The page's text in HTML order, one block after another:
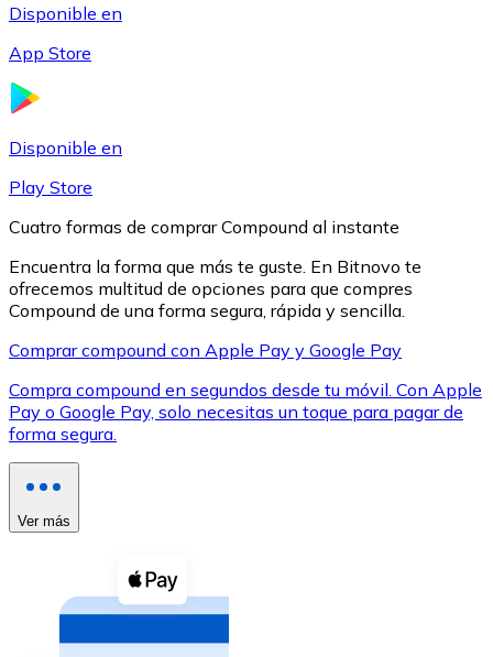
XRP
XRP
Ver todo
Compra criptomonedas con efectivo en tu tienda más
Comprar con efectivo
Disponible en
App Store
Disponible en
Play Store
Cuatro formas de comprar Compound al instante
Encuentra la forma que más te guste. En Bitnovo te
ofrecemos multitud de opciones para que compres
Compound de una forma segura, rápida y sencilla.
Comprar compound con Apple Pay y Google Pay
Compra compound en segundos desde tu móvil. Con Apple
Pay o Google Pay, solo necesitas un toque para pagar de
forma segura.
Ver más